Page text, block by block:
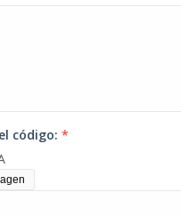
código: *